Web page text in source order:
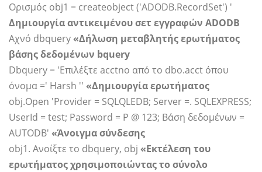
Ορισμός obj1 = createobject ('ADODB.RecordSet') '
Δημιουργία αντικειμένου σετ εγγραφών ADODB
Αχνό dbquery«Δήλωση μεταβλητής ερωτήματος
βάσης δεδομένων bquery
Dbquery = 'Επιλέξτε acctno από το dbo.acct όπου
όνομα =' Harsh '' «Δημιουργία ερωτήματος
obj.Open 'Provider = SQLQLEDB; Server =. SQLEXPRESS;
UserId = test; Password = P @ 123; Βάση δεδομένων =
AUTODB' «Άνοιγμα σύνδεσης
obj1. Ανοίξτε το dbquery, obj «Εκτέλεση του
ερωτήματος χρησιμοποιώντας το σύνολο